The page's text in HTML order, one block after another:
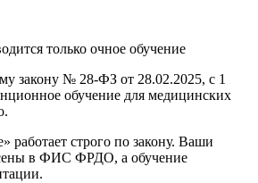
только очное обучение
закону № 28-ФЗ от 28.02.2025, с 1
обучение для медицинских
работает строго по закону. Ваши
в ФИС ФРДО, а обучение